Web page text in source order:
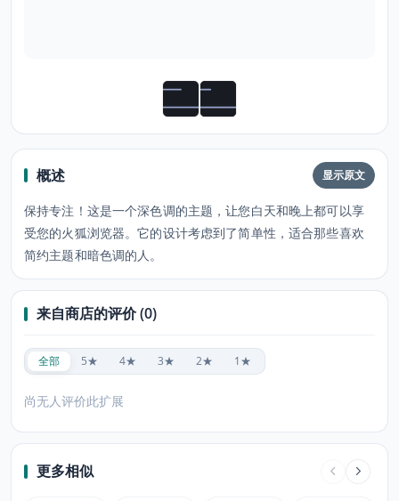
概述 显示原文
保持专注！这是一个深色调的主题，让您白天和晚上都可以享
受您的火狐浏览器。它的设计考虑到了简单性，适合那些喜欢
简约主题和暗色调的人。
来自商店的评价 (0)
全部 5★ 4★ 3★ 2★ 1★
尚无人评价此扩展
更多相似